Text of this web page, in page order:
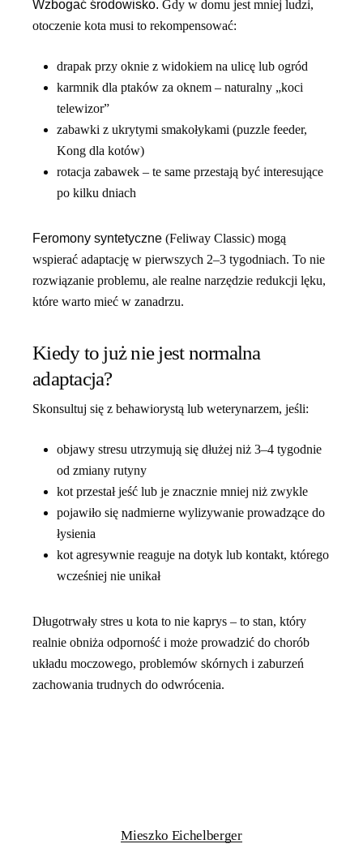
Wzbogać środowisko. Gdy w domu jest mniej ludzi,
otoczenie kota musi to rekompensować:
drapak przy oknie z widokiem na ulicę lub ogród
karmnik dla ptaków za oknem – naturalny „koci
telewizor”
zabawki z ukrytymi smakołykami (puzzle feeder,
Kong dla kotów)
rotacja zabawek – te same przestają być interesujące
po kilku dniach
Feromony syntetyczne (Feliway Classic) mogą
wspierać adaptację w pierwszych 2–3 tygodniach. To nie
rozwiązanie problemu, ale realne narzędzie redukcji lęku,
które warto mieć w zanadrzu.
Kiedy to już nie jest normalna
adaptacja?
Skonsultuj się z behawiorystą lub weterynarzem, jeśli:
objawy stresu utrzymują się dłużej niż 3–4 tygodnie
od zmiany rutyny
kot przestał jeść lub je znacznie mniej niż zwykle
pojawiło się nadmierne wylizywanie prowadzące do
łysienia
kot agresywnie reaguje na dotyk lub kontakt, którego
wcześniej nie unikał
Długotrwały stres u kota to nie kaprys – to stan, który
realnie obniża odporność i może prowadzić do chorób
układu moczowego, problemów skórnych i zaburzeń
zachowania trudnych do odwrócenia.
Mieszko Eichelberger